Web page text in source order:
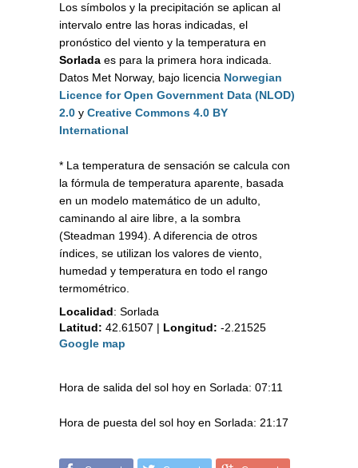
Los símbolos y la precipitación se aplican al
intervalo entre las horas indicadas, el
pronóstico del viento y la temperatura en
Sorlada es para la primera hora indicada.
Datos Met Norway, bajo licencia Norwegian
Licence for Open Government Data (NLOD)
2.0 y Creative Commons 4.0 BY
International
* La temperatura de sensación se calcula con
la fórmula de temperatura aparente, basada
en un modelo matemático de un adulto,
caminando al aire libre, a la sombra
(Steadman 1994). A diferencia de otros
índices, se utilizan los valores de viento,
humedad y temperatura en todo el rango
termométrico.
Localidad: Sorlada
Latitud: 42.61507 | Longitud: -2.21525
Google map
Hora de salida del sol hoy en Sorlada: 07:11
Hora de puesta del sol hoy en Sorlada: 21:17